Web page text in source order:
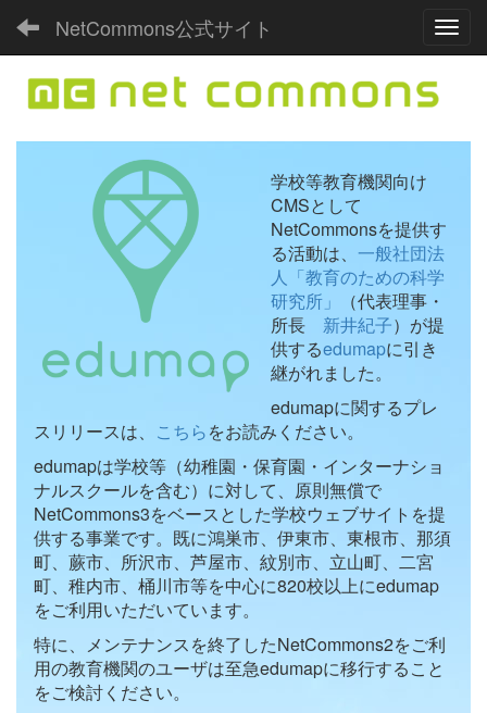
NetCommons公式サイト
学校等教育機関向け
CMSとして
NetCommonsを提供す
る活動は、 一般社団法
人「教育のための科学
研究所」
（代表理事・
所長 新井紀子）が提
供するedumapに引き
継がれました。
edumapに関するプレ
スリリースは、 こちらをお読みください。
edumapは学校等（幼稚園・保育園・インターナショ
ナルスクールを含む）に対して、原則無償で
NetCommons3をベースとした学校ウェブサイトを提
供する事業です。既に鴻巣市、伊東市、東根市、那須
町、蕨市、所沢市、芦屋市、紋別市、立山町、二宮
町、稚内市、桶川市等を中心に820校以上にedumap
をご利用いただいています。
特に、メンテナンスを終了したNetCommons2をご利
用の教育機関のユーザは至急edumapに移行すること
をご検討ください。